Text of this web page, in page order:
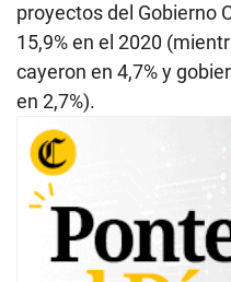
proyectos del Gobierno
15,9% en el 2020
cayeron en 4,7% y
en 2,7%).